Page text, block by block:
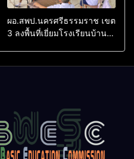
ผอ.สพป.นครศรีธรรมราช เขต
3 ลงพื้นที่เยี่ยมโรงเรียนบ้าน